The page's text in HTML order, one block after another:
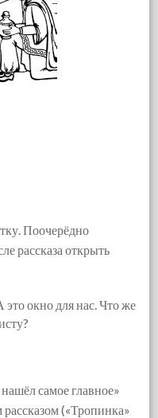
Поочерёдно
рассказа открыть
это окно для нас. Что же
самое главное»
рассказом («Тропинка»